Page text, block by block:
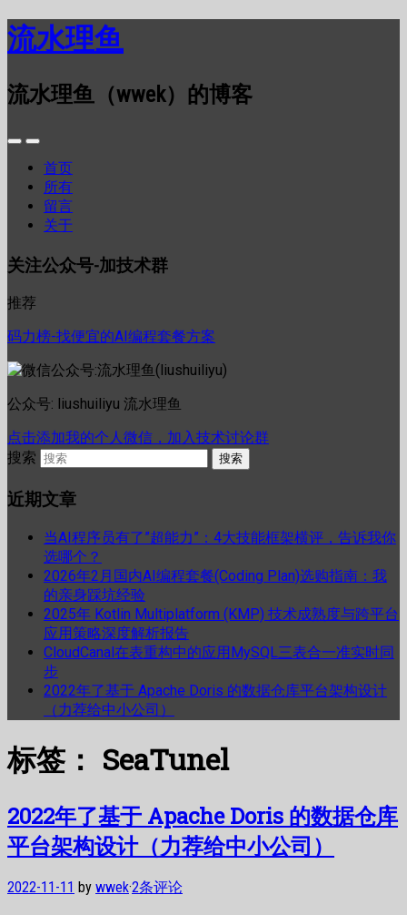
流水理鱼
流水理鱼（wwek）的博客
首页
所有
留言
关于
关注公众号-加技术群
推荐
码力榜-找便宜的AI编程套餐方案
公众号: liushuiliyu 流水理鱼
点击添加我的个人微信，加入技术讨论群
搜索
近期文章
当AI程序员有了”超能力”：4大技能框架横评，告诉我你
选哪个？
2026年2月国内AI编程套餐(Coding Plan)选购指南：我
的亲身踩坑经验
2025年 Kotlin Multiplatform (KMP) 技术成熟度与跨平台
应用策略深度解析报告
CloudCanal在表重构中的应用MySQL三表合一准实时同
步
2022年了基于 Apache Doris 的数据仓库平台架构设计
（力荐给中小公司）
标签： SeaTunel
2022年了基于 Apache Doris 的数据仓库
平台架构设计（力荐给中小公司）
2022-11-11 by wwek·2条评论